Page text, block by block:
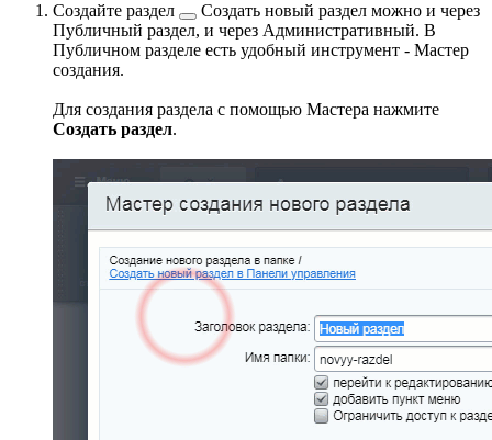
Создайте раздел
Создать новый раздел можно и через
Публичный раздел, и через Административный. В
Публичном разделе есть удобный инструмент - Мастер
создания.
Для создания раздела с помощью Мастера нажмите
Создать раздел.